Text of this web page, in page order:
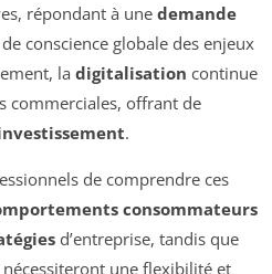
répondant à une demande
conscience globale des enjeux
la digitalisation continue
commerciales, offrant de
.
de comprendre ces
consommateurs
d’entreprise, tandis que
nécessiteront une flexibilité et